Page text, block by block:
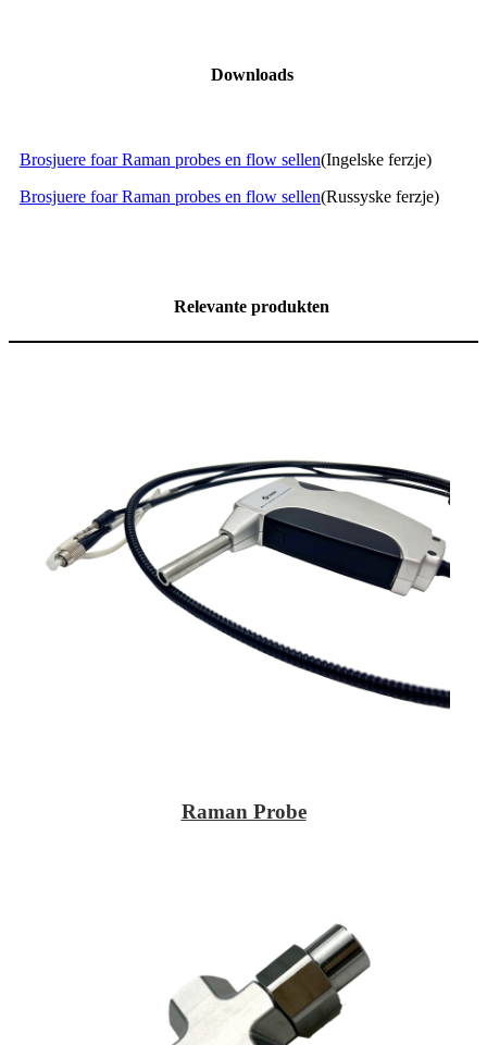
Downloads
Brosjuere foar Raman probes en flow sellen(Ingelske ferzje)
Brosjuere foar Raman probes en flow sellen(Russyske ferzje)
Relevante produkten
Raman Probe